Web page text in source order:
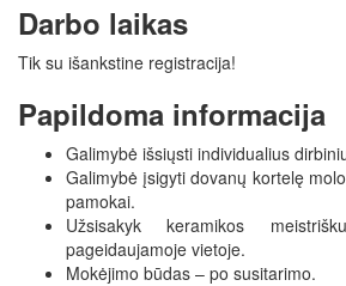
Darbo laikas
Tik su išankstine registracija!
Papildoma informacija
Galimybė išsiųsti individualius
Galimybė įsigyti dovanų kortelę
pamokai.
Užsisakyk keramikos
pageidaujamoje vietoje.
Mokėjimo būdas – po susitarimo.